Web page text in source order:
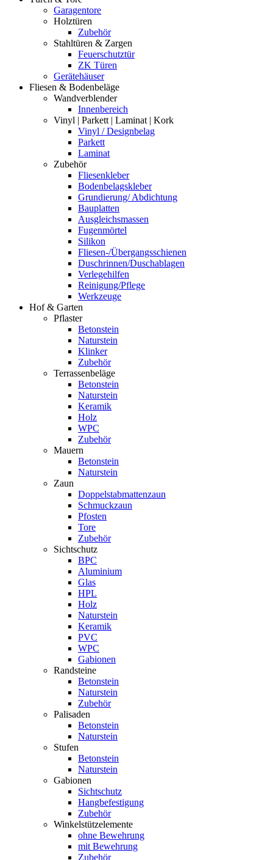
Garagentore
Holztüren
Zubehör
Stahltüren & Zargen
Feuerschutztür
ZK Türen
Gerätehäuser
Fliesen & Bodenbeläge
Wandverblender
Innenbereich
Vinyl | Parkett | Laminat | Kork
Vinyl / Designbelag
Parkett
Laminat
Zubehör
Fliesenkleber
Bodenbelagskleber
Grundierung/ Abdichtung
Bauplatten
Ausgleichsmassen
Fugenmörtel
Silikon
Fliesen-/Übergangsschienen
Duschrinnen/Duschablagen
Verlegehilfen
Reinigung/Pflege
Werkzeuge
Hof & Garten
Pflaster
Betonstein
Naturstein
Klinker
Zubehör
Terrassenbeläge
Betonstein
Naturstein
Keramik
Holz
WPC
Zubehör
Mauern
Betonstein
Naturstein
Zaun
Doppelstabmattenzaun
Schmuckzaun
Pfosten
Tore
Zubehör
Sichtschutz
BPC
Aluminium
Glas
HPL
Holz
Naturstein
Keramik
PVC
WPC
Gabionen
Randsteine
Betonstein
Naturstein
Zubehör
Palisaden
Betonstein
Naturstein
Stufen
Betonstein
Naturstein
Gabionen
Sichtschutz
Hangbefestigung
Zubehör
Winkelstützelemente
ohne Bewehrung
mit Bewehrung
Zubehör